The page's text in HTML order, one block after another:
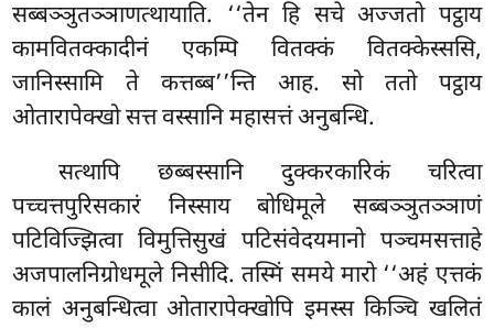
सब्बञ्ञुतञ्ञाणत्थायाति. ‘‘तेन हि सचे अज्जतो पट्ठाय
कामवितक्कादीनं एकम्पि वितक्कं वितक्केस्ससि,
जानिस्सामि ते कत्तब्ब’’न्ति आह. सो ततो पट्ठाय
ओतारापेक्खो सत्त वस्सानि महासत्तं अनुबन्धि.
सत्थापि छब्बस्सानि दुक्करकारिकं चरित्वा
पच्चत्तपुरिसकारं निस्साय बोधिमूले सब्बञ्ञुतञ्ञाणं
पटिविज्झित्वा विमुत्तिसुखं पटिसंवेदयमानो पञ्चमसत्ताहे
अजपालनिग्रोधमूले निसीदि. तस्मिं समये मारो ‘‘अहं एत्तकं
कालं अनुबन्धित्वा ओतारापेक्खोपि इमस्स किञ्चि खलितं